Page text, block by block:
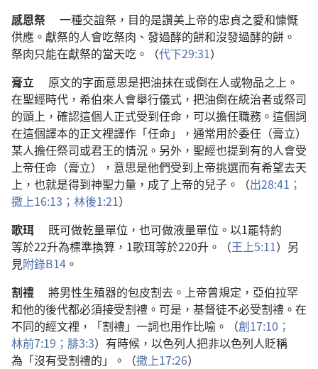
感恩祭
一種交誼祭 ， 目的是讚美 上帝的忠貞之愛和慷慨
供應 。 獻祭的人會吃祭肉 、 發過酵的餅和沒發過酵的餅 。
祭肉只能在獻祭的當天吃 。（代下29:31）
膏立
原文的字面意思是把油抹在或倒在人或物品之 上 。
在聖經時代 ， 希伯來人會舉行儀式 ， 把油倒在統治者或祭司
的頭 上 ， 確認這個人正式受到任命 ， 可以擔任職務 。 這個詞
在這個譯本的正文裡譯作 「任命」， 通常用於委任 （膏立）
某人擔任祭司或君王的情況 。 另外 ， 聖經也提到有的人會受
上帝任命 （膏立）， 意思是他們受到 上帝挑選而有希望去天
上 ， 也就是得到神聖力量 ， 成了 上帝的兒子 。（出28:41；
撒上16:13； 林後1:21）
歌珥
既可做乾量單位 ， 也可做液量單位 。 以1罷特約
等於22升為標準換算 ，1歌珥等於220升 。（王上5:11） 另
見附錄B14 。
割禮
將男性生殖器的包皮割去 。 上帝曾規定 ， 亞伯拉罕
和他的後代都必須接受割禮 。 可是 ， 基督徒不必受割禮 。 在
不同的經文裡 ，「割禮」 一詞也用作比喻 。（創17:10；
林前7:19； 腓3:3） 有時候 ， 以色列人把非以色列人貶稱
為 「沒有受割禮的 」。（撒上17:26）